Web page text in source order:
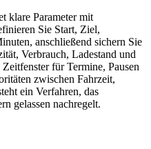
klare Parameter mit
Sie Start, Ziel,
anschließend sichern Sie
Verbrauch, Ladestand und
für Termine, Pausen
zwischen Fahrzeit,
ein Verfahren, das
gelassen nachregelt.